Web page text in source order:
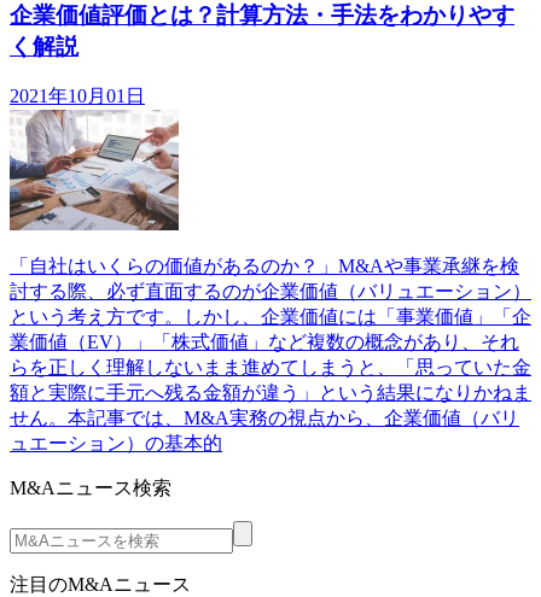
企業価値評価とは？計算方法・手法をわかりやす
く解説
2021年10月01日
「自社はいくらの価値があるのか？」M&Aや事業承継を検
討する際、必ず直面するのが企業価値（バリュエーション）
という考え方です。しかし、企業価値には「事業価値」「企
業価値（EV）」「株式価値」など複数の概念があり、それ
らを正しく理解しないまま進めてしまうと、「思っていた金
額と実際に手元へ残る金額が違う」という結果になりかねま
せん。本記事では、M&A実務の視点から、企業価値（バリ
ュエーション）の基本的
M&Aニュース検索
注目のM&Aニュース